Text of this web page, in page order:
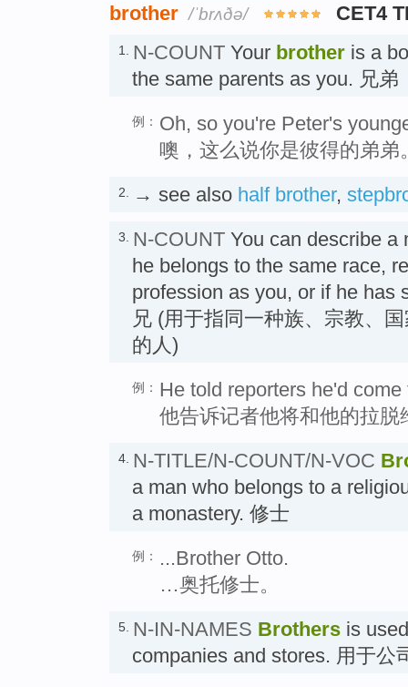
brother /ˈbrʌðə/ CET4
1. N-COUNT Your brother is a
the same parents as you. 兄弟
例： Oh, so you're Peter's
噢，这么说你是彼得的弟弟
2. → see also half brother,
3. N-COUNT You can describe
he belongs to the same race,
profession as you, or if he has
兄 (用于指同一种族、宗教、
的人)
例： He told reporters he'd
他告诉记者他将和他的拉脱
4. N-TITLE/N-COUNT/N-VOC
a man who belongs to a
a monastery. 修士
例：
...Brother Otto.
…奥托修士。
5. N-IN-NAMES Brothers is
companies and stores. 用于公